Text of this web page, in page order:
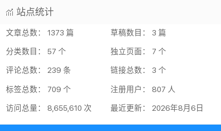
廿八 （3年前 (2023-10-08)）
密码已发邮箱
评：keyshot场景小模型
朋友们可以点网站广告增加广告点击量，支持廿八星空，感谢！